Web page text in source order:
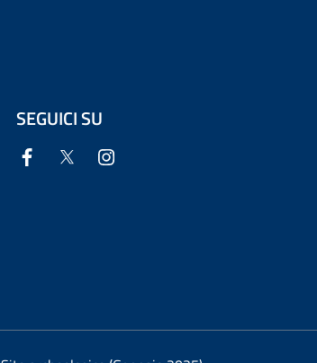
SEGUICI SU